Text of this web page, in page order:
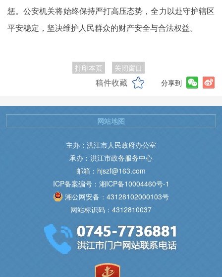
惩。公安机关将始终保持严打高压态势，全力以赴守护辖区
平安稳定，坚决维护人民群众的财产安全与合法权益。
打印本页 关闭窗口
稿件收藏 分享到
主办：洪江市人民政府办公室
承办：洪江市政务服务中心
邮箱：hjszf@163.com
ICP备案编号：湘ICP备10004460号-1
湘公网安备：43128102000103号
网站标识码：4312810037
网站地图